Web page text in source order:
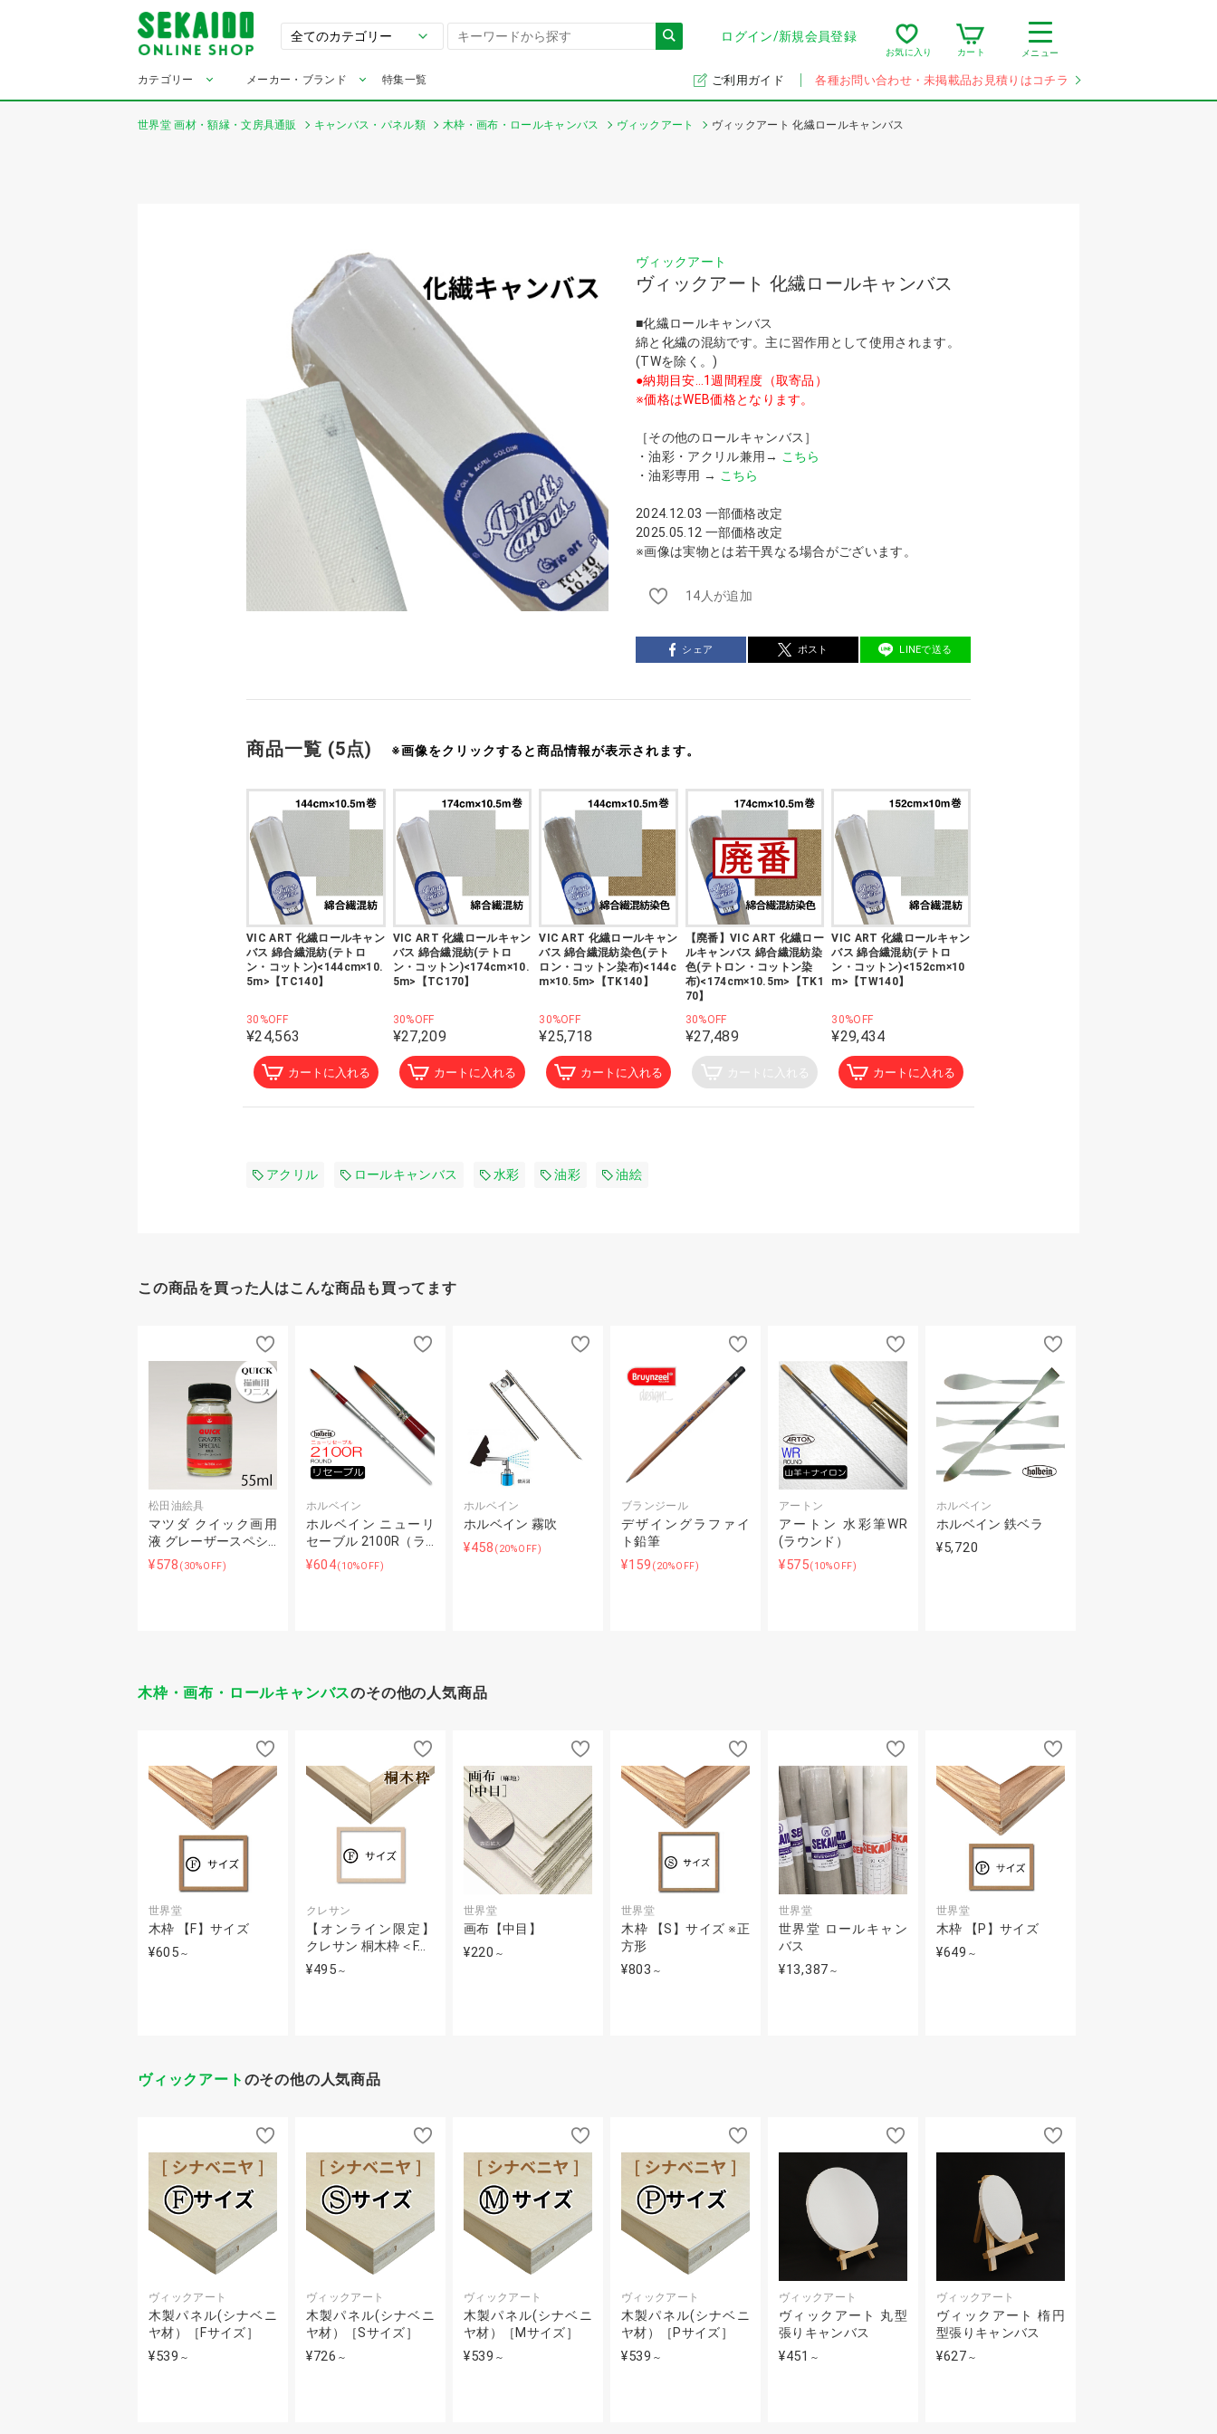
ログイン/新規会員登録
お気に入り カート メニュー
カテゴリー メーカー・ブランド 特集一覧 ご利用ガイド 各種お問い合わせ・未掲載品お見積りはコチラ
世界堂 画材・額縁・文房具通販 キャンバス・パネル類 木枠・画布・ロールキャンバス ヴィックアート ヴィックアート 化繊ロールキャンバス
ヴィックアート
ヴィックアート 化繊ロールキャンバス
■化繊ロールキャンバス
綿と化繊の混紡です。主に習作用として使用されます。
(TWを除く。)
●納期目安…1週間程度（取寄品）
※価格はWEB価格となります。
［その他のロールキャンバス］
・油彩・アクリル兼用→ こちら
・油彩専用 → こちら
2024.12.03 一部価格改定
2025.05.12 一部価格改定
※画像は実物とは若干異なる場合がございます。
14人が追加
シェア ポスト LINEで送る
商品一覧 (5点) ※画像をクリックすると商品情報が表示されます。
VIC ART 化繊ロールキャン
バス 綿合繊混紡(テトロ
ン・コットン)<144cm×10.
5m>【TC140】
30%OFF
¥24,563
カートに入れる
VIC ART 化繊ロールキャン
バス 綿合繊混紡(テトロ
ン・コットン)<174cm×10.
5m>【TC170】
30%OFF
¥27,209
カートに入れる
VIC ART 化繊ロールキャン
バス 綿合繊混紡染色(テト
ロン・コットン染布)<144c
m×10.5m>【TK140】
30%OFF
¥25,718
カートに入れる
【廃番】VIC ART 化繊ロー
ルキャンバス 綿合繊混紡染
色(テトロン・コットン染
布)<174cm×10.5m>【TK1
70】
30%OFF
¥27,489
カートに入れる
VIC ART 化繊ロールキャン
バス 綿合繊混紡(テトロ
ン・コットン)<152cm×10
m>【TW140】
30%OFF
¥29,434
カートに入れる
アクリル ロールキャンバス 水彩 油彩 油絵
この商品を買った人はこんな商品も買ってます
松田油絵具
マツダ クイック画用
液 グレーザースペシ…
¥578 (30%OFF)
ホルベイン
ホルベイン ニューリ
セーブル 2100R（ラ…
¥604(10%OFF)
ホルベイン
ホルベイン 霧吹
¥458 (20%OFF)
ブランジール
デザイングラファイ
ト鉛筆
¥159 (20%OFF)
アートン
アートン 水彩筆WR
(ラウンド）
¥575(10%OFF)
ホルベイン
ホルベイン 鉄ベラ
¥5,720
木枠・画布・ロールキャンバスのその他の人気商品
世界堂
木枠 【F】サイズ
¥605 ～
クレサン
【オンライン限定】
クレサン 桐木枠＜F…
¥495 ～
世界堂
画布【中目】
¥220 ～
世界堂
木枠 【S】サイズ ※正
方形
¥803 ～
世界堂
世界堂 ロールキャン
バス
¥13,387 ～
世界堂
木枠 【P】サイズ
¥649 ～
ヴィックアート のその他の人気商品
ヴィックアート
木製パネル(シナベニ
ヤ材）［Fサイズ］
¥539 ～
ヴィックアート
木製パネル(シナベニ
ヤ材）［Sサイズ］
¥726 ～
ヴィックアート
木製パネル(シナベニ
ヤ材）［Mサイズ］
¥539 ～
ヴィックアート
木製パネル(シナベニ
ヤ材）［Pサイズ］
¥539 ～
ヴィックアート
ヴィックアート 丸型
張りキャンバス
¥451 ～
ヴィックアート
ヴィックアート 楕円
型張りキャンバス
¥627 ～